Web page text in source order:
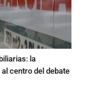
la
centro del debate